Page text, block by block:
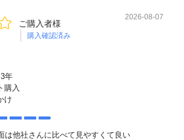
ご購入者様
購入確認済み
2026-08-07
年
購入
け
は他社さんに比べて見やすくて良い